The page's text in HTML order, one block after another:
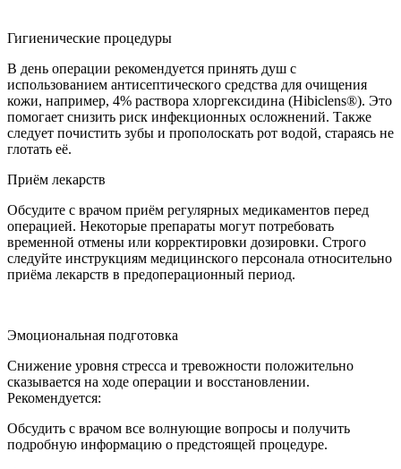
Гигиенические процедуры
В день операции рекомендуется принять душ с
использованием антисептического средства для очищения
кожи, например, 4% раствора хлоргексидина (Hibiclens®). Это
помогает снизить риск инфекционных осложнений. Также
следует почистить зубы и прополоскать рот водой, стараясь не
глотать её.
Приём лекарств
Обсудите с врачом приём регулярных медикаментов перед
операцией. Некоторые препараты могут потребовать
временной отмены или корректировки дозировки. Строго
следуйте инструкциям медицинского персонала относительно
приёма лекарств в предоперационный период.
Эмоциональная подготовка
Снижение уровня стресса и тревожности положительно
сказывается на ходе операции и восстановлении.
Рекомендуется:
Обсудить с врачом все волнующие вопросы и получить
подробную информацию о предстоящей процедуре.